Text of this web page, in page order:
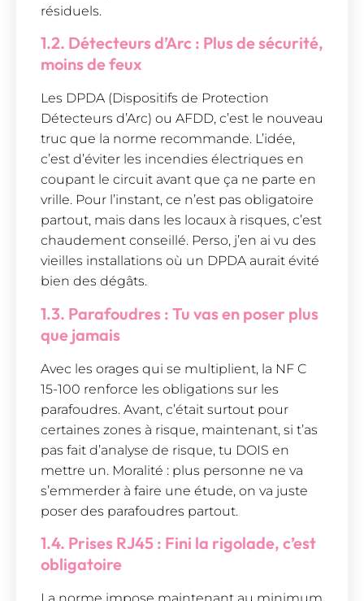
résiduels.
1.2. Détecteurs d’Arc : Plus de sécurité,
moins de feux
Les DPDA (Dispositifs de Protection
Détecteurs d’Arc) ou AFDD, c’est le nouveau
truc que la norme recommande. L’idée,
c’est d’éviter les incendies électriques en
coupant le circuit avant que ça ne parte en
vrille. Pour l’instant, ce n’est pas obligatoire
partout, mais dans les locaux à risques, c’est
chaudement conseillé. Perso, j’en ai vu des
vieilles installations où un DPDA aurait évité
bien des dégâts.
1.3. Parafoudres : Tu vas en poser plus
que jamais
Avec les orages qui se multiplient, la NF C
15-100 renforce les obligations sur les
parafoudres. Avant, c’était surtout pour
certaines zones à risque, maintenant, si t’as
pas fait d’analyse de risque, tu DOIS en
mettre un. Moralité : plus personne ne va
s’emmerder à faire une étude, on va juste
poser des parafoudres partout.
1.4. Prises RJ45 : Fini la rigolade, c’est
obligatoire